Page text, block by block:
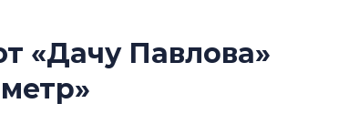
«Дачу Павлова»
Татьяна Бровкина: «На